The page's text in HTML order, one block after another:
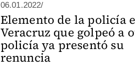
06.01.2022/
Elemento de la policía
Veracruz que golpeó a
policía ya presentó su
renuncia